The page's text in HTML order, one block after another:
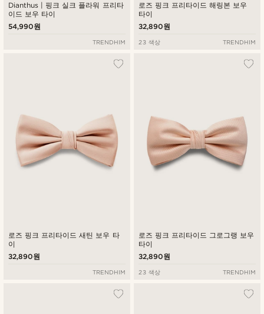
Dianthus | 핑크 실크 플라워 프리타
이드 보우 타이
54,990원
TRENDHIM
로즈 핑크 프리타이드 해링본 보우
타이
32,890원
23 색상 TRENDHIM
로즈 핑크 프리타이드 새틴 보우 타
이
32,890원
TRENDHIM
로즈 핑크 프리타이드 그로그랭 보우
타이
32,890원
23 색상 TRENDHIM